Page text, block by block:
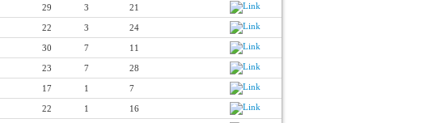
29 3 21
22 3 24
30 7 11
23 7 28
17 1 7
22 1 16